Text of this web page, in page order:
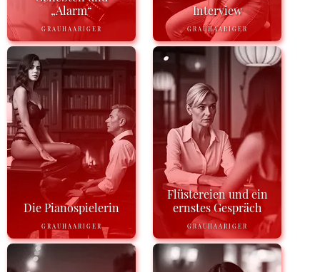
„Alarm“
GRAUHAARIGER
Interview
GRAUHAARIGER
Die Pianospielerin
GRAUHAARIGER
Flüstereien und ein
ernstes Gespräch
GRAUHAARIGER